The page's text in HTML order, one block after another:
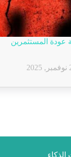
عودة المستثمرين